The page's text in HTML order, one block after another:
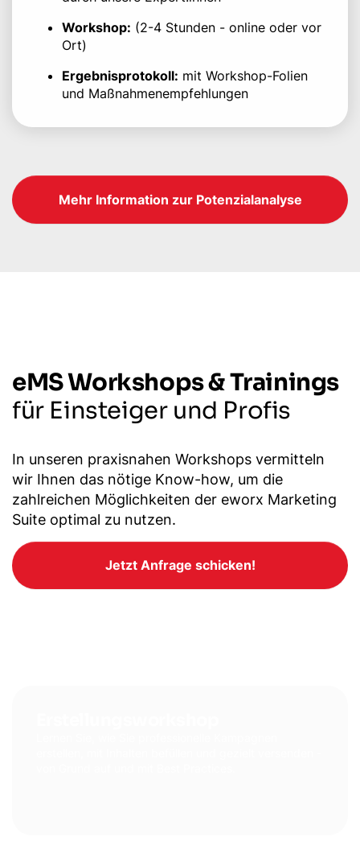
Workshop: (2-4 Stunden - online oder vor
Ort)
Ergebnisprotokoll: mit Workshop-Folien
und Maßnahmenempfehlungen
Mehr Information zur Potenzialanalyse
eMS Workshops & Trainings
für Einsteiger und Profis
In unseren praxisnahen Workshops vermitteln
wir Ihnen das nötige Know-how, um die
zahlreichen Möglichkeiten der eworx Marketing
Suite optimal zu nutzen.
Jetzt Anfrage schicken!